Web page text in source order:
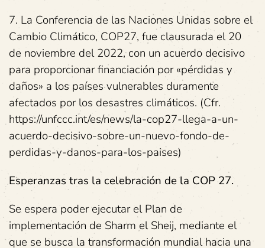
7. La Conferencia de las Naciones Unidas sobre el
Cambio Climático, COP27, fue clausurada el 20
de noviembre del 2022, con un acuerdo decisivo
para proporcionar financiación por «pérdidas y
daños» a los países vulnerables duramente
afectados por los desastres climáticos. (Cfr.
https://unfccc.int/es/news/la-cop27-llega-a-un-
acuerdo-decisivo-sobre-un-nuevo-fondo-de-
perdidas-y-danos-para-los-paises)
Esperanzas tras la celebración de la COP 27.
Se espera poder ejecutar el Plan de
implementación de Sharm el Sheij, mediante el
que se busca la transformación mundial hacia una